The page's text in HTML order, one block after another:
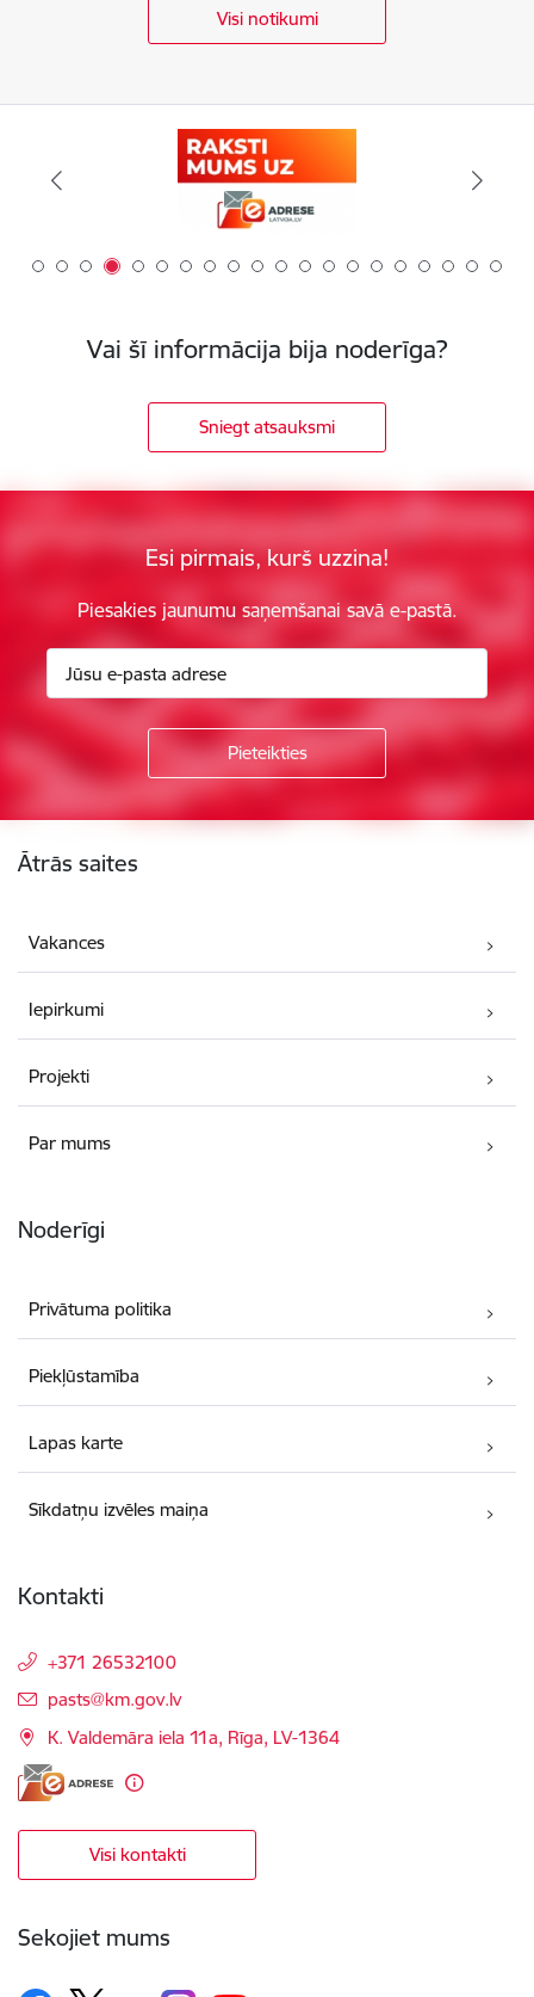
Visi notikumi
Vai šī informācija bija noderīga?
Sniegt atsauksmi
Esi pirmais, kurš uzzina!
Piesakies jaunumu saņemšanai savā e-pastā.
Ātrās saites
Vakances
Iepirkumi
Projekti
Par mums
Noderīgi
Privātuma politika
Piekļūstamība
Lapas karte
Sīkdatņu izvēles maiņa
Kontakti
+371 26532100
E-pasts:
pasts@km.gov.lv
K. Valdemāra iela 11a, Rīga, LV-1364
Visi kontakti
Sekojiet mums